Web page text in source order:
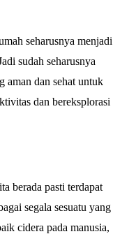
seharusnya menjadi
sudah seharusnya
aman dan sehat untuk
dan bereksplorasi
berada pasti terdapat
segala sesuatu yang
cidera pada manusia,